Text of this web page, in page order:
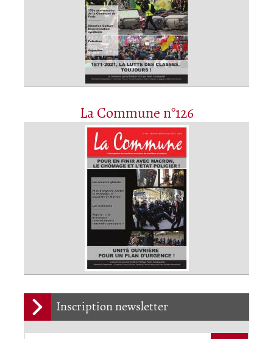
La Commune n°126
Inscription newsletter